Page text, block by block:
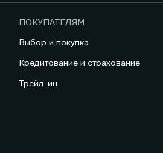
ПОКУПАТЕЛЯМ
Выбор и покупка
Кредитование и страхование
Трейд-ин